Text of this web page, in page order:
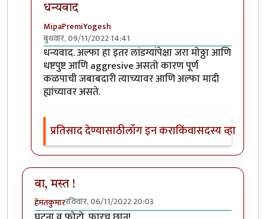
धन्यवाद
MipaPremiYogesh
बुधवार, 09/11/2022 14:41
In reply toखुपच रोमांचित घटना व फोटो!byBhakti
धन्यवाद. अल्फा हा इतर लांडग्यांपेक्षा जरा मोठ्ठा आणि
धष्टपुष्ट आणि aggresive असतो कारण पूर्ण
कळपाची जबाबदारी त्याच्यावर आणि अल्फा मादी
ह्यांच्यावर असते.
प्रतिसाद देण्यासाठीलॉग इन कराकिंवासदस्य व्हा
वा, मस्त !
हेमंतकुमाररविवार, 06/11/2022 20:03